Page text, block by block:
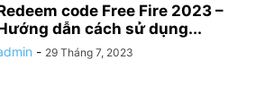
code Free Fire 2023 –
dẫn cách sử dụng...
- 29 Tháng 7, 2023